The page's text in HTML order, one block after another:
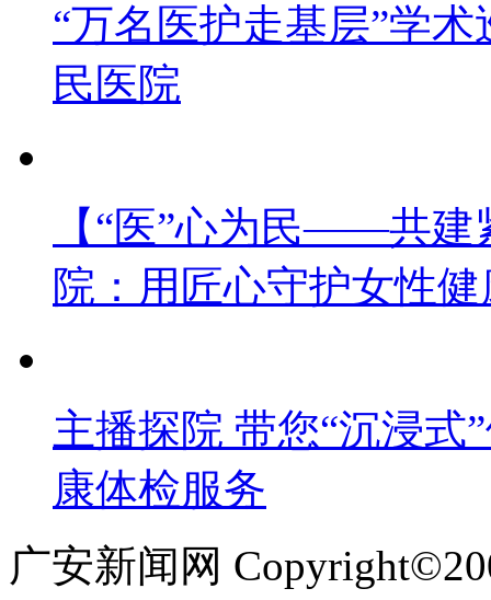
“万名医护走基层”学
民医院
【“医”心为民——共建
院：用匠心守护女性健
主播探院 带您“沉浸式
康体检服务
广安新闻网